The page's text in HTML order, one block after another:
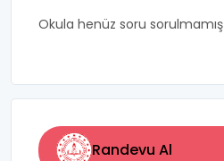
Okula henüz soru sorulmamış
Randevu Al